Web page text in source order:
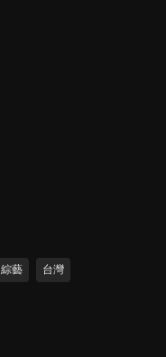
綜藝 台灣